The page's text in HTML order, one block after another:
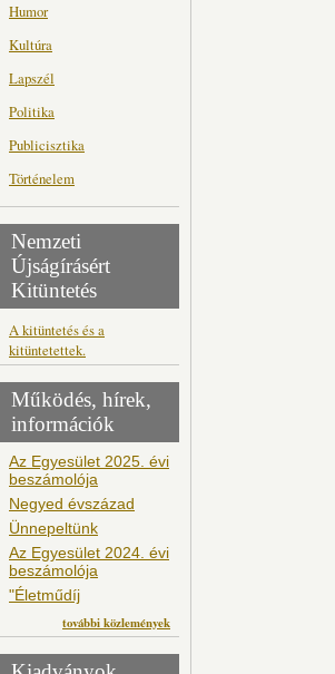
Humor
Kultúra
Lapszél
Politika
Publicisztika
Történelem
Nemzeti
Újságírásért
Kitüntetés
A kitüntetés és a
kitüntetettek.
Működés, hírek,
információk
Az Egyesület 2025. évi
beszámolója
Negyed évszázad
Ünnepeltünk
Az Egyesület 2024. évi
beszámolója
"Életműdíj
további közlemények